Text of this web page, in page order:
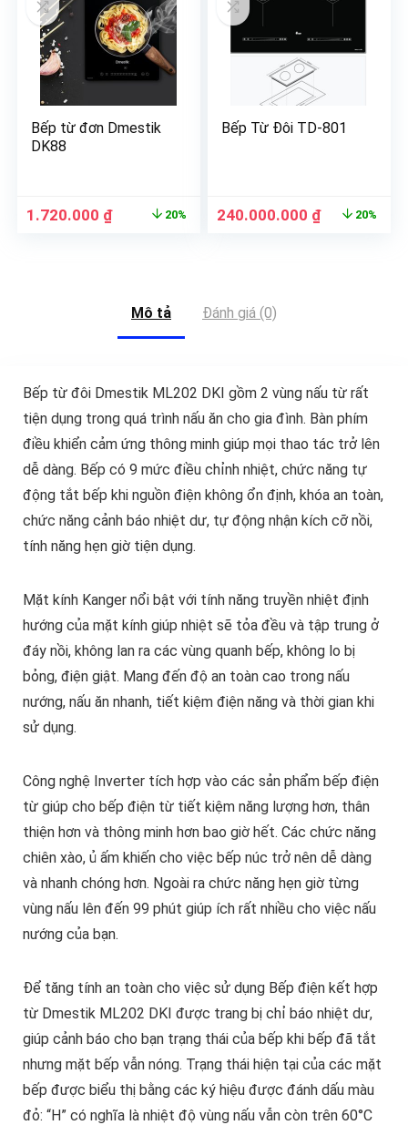
Bếp từ đơn Dmestik
DK88
1.720.000 ₫ 20%
Bếp Từ Đôi TD-801
240.000.000 ₫ 20%
Mô tả Đánh giá (0)
Bếp từ đôi Dmestik ML202 DKI gồm 2 vùng nấu từ rất
tiện dụng trong quá trình nấu ăn cho gia đình. Bàn phím
điều khiển cảm ứng thông minh giúp mọi thao tác trở lên
dễ dàng. Bếp có 9 mức điều chỉnh nhiệt, chức năng tự
động tắt bếp khi nguồn điện không ổn định, khóa an toàn,
chức năng cảnh báo nhiệt dư, tự động nhận kích cỡ nồi,
tính năng hẹn giờ tiện dụng.
Mặt kính Kanger nổi bật với tính năng truyền nhiệt định
hướng của mặt kính giúp nhiệt sẽ tỏa đều và tập trung ở
đáy nồi, không lan ra các vùng quanh bếp, không lo bị
bỏng, điện giật. Mang đến độ an toàn cao trong nấu
nướng, nấu ăn nhanh, tiết kiệm điện năng và thời gian khi
sử dụng.
Công nghệ Inverter tích hợp vào các sản phẩm bếp điện
từ giúp cho bếp điện từ tiết kiệm năng lượng hơn, thân
thiện hơn và thông minh hơn bao giờ hết. Các chức năng
chiên xào, ủ ấm khiến cho việc bếp núc trở nên dễ dàng
và nhanh chóng hơn. Ngoài ra chức năng hẹn giờ từng
vùng nấu lên đến 99 phút giúp ích rất nhiều cho việc nấu
nướng của bạn.
Để tăng tính an toàn cho việc sử dụng Bếp điện kết hợp
từ Dmestik ML202 DKI được trang bị chỉ báo nhiệt dư,
giúp cảnh báo cho bạn trạng thái của bếp khi bếp đã tắt
nhưng mặt bếp vẫn nóng. Trạng thái hiện tại của các mặt
bếp được biểu thị bằng các ký hiệu được đánh dấu màu
đỏ: “H” có nghĩa là nhiệt độ vùng nấu vẫn còn trên 60°C